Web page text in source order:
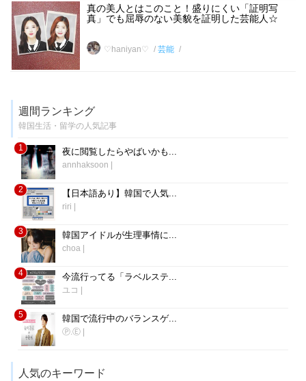
真の美人とはこのこと！盛りにくい「証明写
真」でも屈辱のない美貌を証明した芸能人☆
♡haniyan♡ 芸能
週間ランキング
韓国生活・留学の人気記事
1 夜に閲覧したらやばいかも...
annhaksoon |
2 【日本語あり】韓国で人気...
riri |
3 韓国アイドルが生理事情に...
choa |
4 今流行ってる「ラベルステ...
ユコ |
5 韓国で流行中のバランスゲ...
Ⓟ.Ⓔ |
人気のキーワード